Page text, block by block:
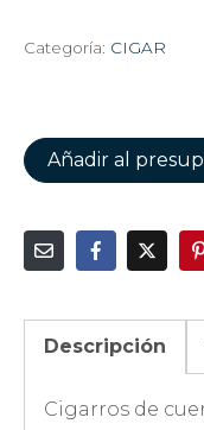
Categoría: CIGAR
Añadir al
Descripción
Cigarros de